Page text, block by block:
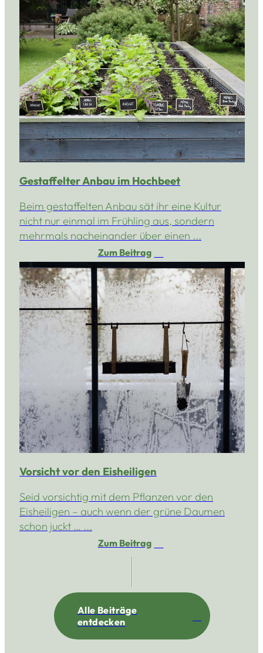
Gestaffelter Anbau im Hochbeet
Beim gestaffelten Anbau sät ihr eine Kultur
nicht nur einmal im Frühling aus, sondern
mehrmals nacheinander über einen ...
Zum Beitrag
Vorsicht vor den Eisheiligen
Seid vorsichtig mit dem Pflanzen vor den
Eisheiligen – auch wenn der grüne Daumen
schon juckt … ...
Zum Beitrag
Alle Beiträge
entdecken